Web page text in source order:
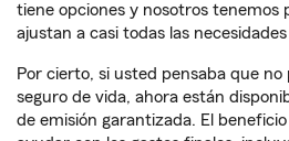
tiene opciones y nosotros tenemos
ajustan a casi todas las
Por cierto, si usted pensaba que no
seguro de vida, ahora están
de emisión garantizada. El